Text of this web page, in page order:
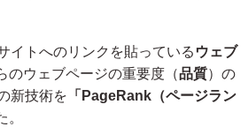
イトへのリンクを貼っている ウェブ
のウェブページの重要度（品質）の
新技術を 「PageRank（ページラン